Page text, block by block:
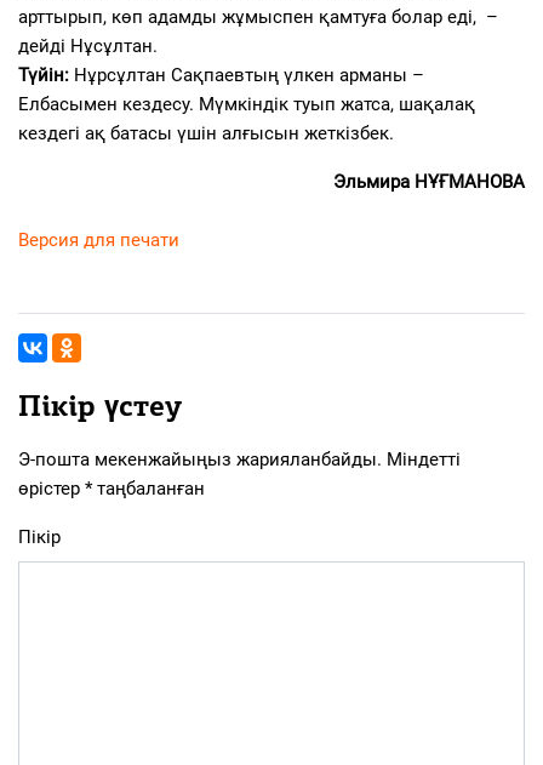
арттырып, көп адамды жұмыспен қамтуға болар еді, –
дейді Нұсұлтан.
Түйін: Нұрсұлтан Сақпаевтың үлкен арманы –
Елбасымен кездесу. Мүмкіндік туып жатса, шақалақ
кездегі ақ батасы үшін алғысын жеткізбек.
Эльмира НҰҒМАНОВА
Версия для печати
Пікір үстеу
Э-пошта мекенжайыңыз жарияланбайды. Міндетті
өрістер *таңбаланған
Пікір